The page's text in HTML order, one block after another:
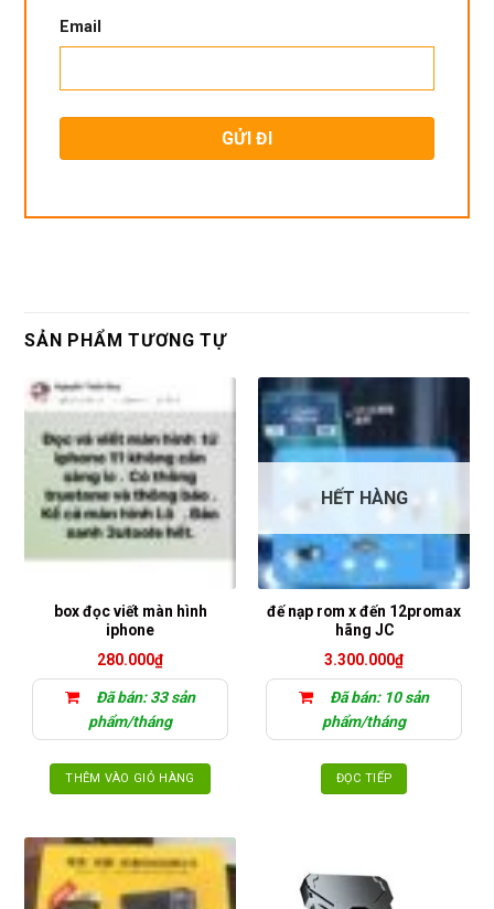
Email
SẢN PHẨM TƯƠNG TỰ
box đọc viết màn hình
iphone
280.000₫
Đã bán: 33 sản
phẩm/tháng
THÊM VÀO GIỎ HÀNG
HẾT HÀNG
đế nạp rom x đến 12promax
hãng JC
3.300.000₫
Đã bán: 10 sản
phẩm/tháng
ĐỌC TIẾP